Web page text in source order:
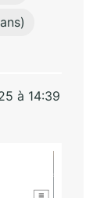
à 14:39